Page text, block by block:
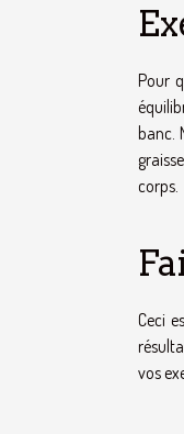
Pour
banc.
corps.
Ceci
vos